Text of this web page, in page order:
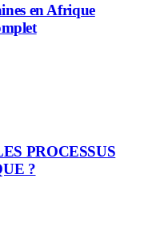
en Afrique
PROCESSUS
?